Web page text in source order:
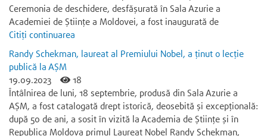
Ceremonia de deschidere, desfășurată în Sala Azurie a
Academiei de Științe a Moldovei, a fost inaugurată de
Citiți continuarea
Randy Schekman, laureat al Premiului Nobel, a ținut o lecție
publică la AȘM
19.09.2023
18
Întâlnirea de luni, 18 septembrie, produsă din Sala Azurie a
AȘM, a fost catalogată drept istorică, deosebită și excepțională:
după 50 de ani, a sosit în vizită la Academia de Științe și în
Republica Moldova primul Laureat Nobel Randy Schekman,